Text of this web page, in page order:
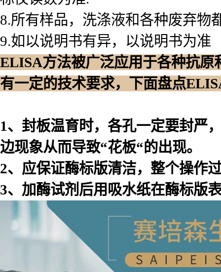
8.所有样品，洗涤液和各种废弃物
9.如以说明书有异，以说明书为准
ELISA方法被广泛应用于各种抗
有一定的技术要求，下面盘点
1、封板温育时，各孔一定要封严
边现象从而导致“花板“的出现。
2、应保证酶标版清洁，整个操作
3、加酶试剂后用吸水纸在酶标版